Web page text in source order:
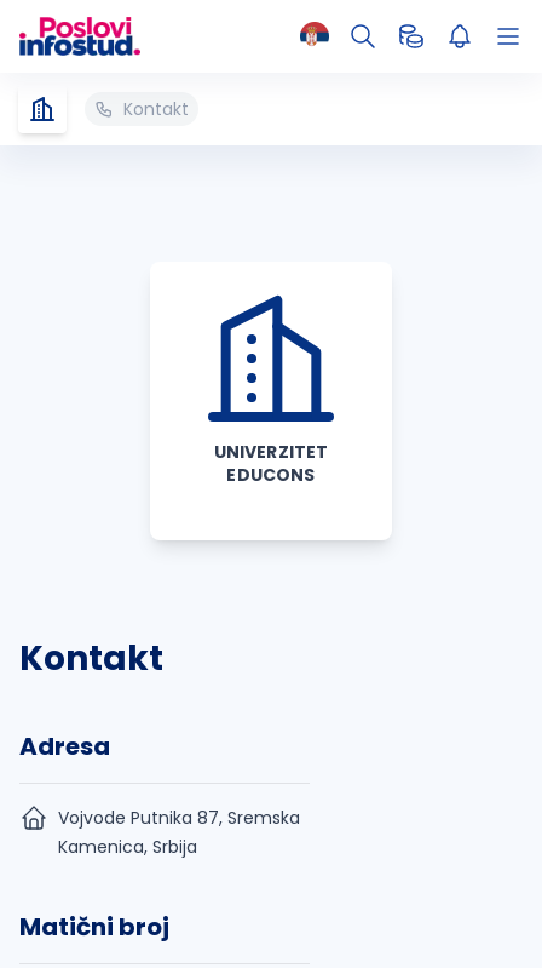
Kontakt
UNIVERZITET
EDUCONS
Kontakt
Adresa
Vojvode Putnika 87, Sremska
Kamenica, Srbija
Matični broj